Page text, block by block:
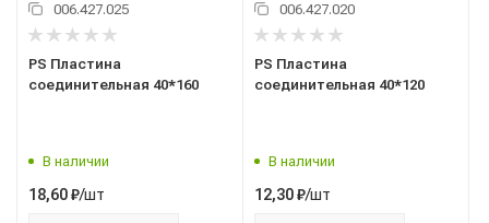
006.427.025
PS Пластина
соединительная 40*160
В наличии
18,60₽/шт
006.427.020
PS Пластина
соединительная 40*120
В наличии
12,30₽/шт